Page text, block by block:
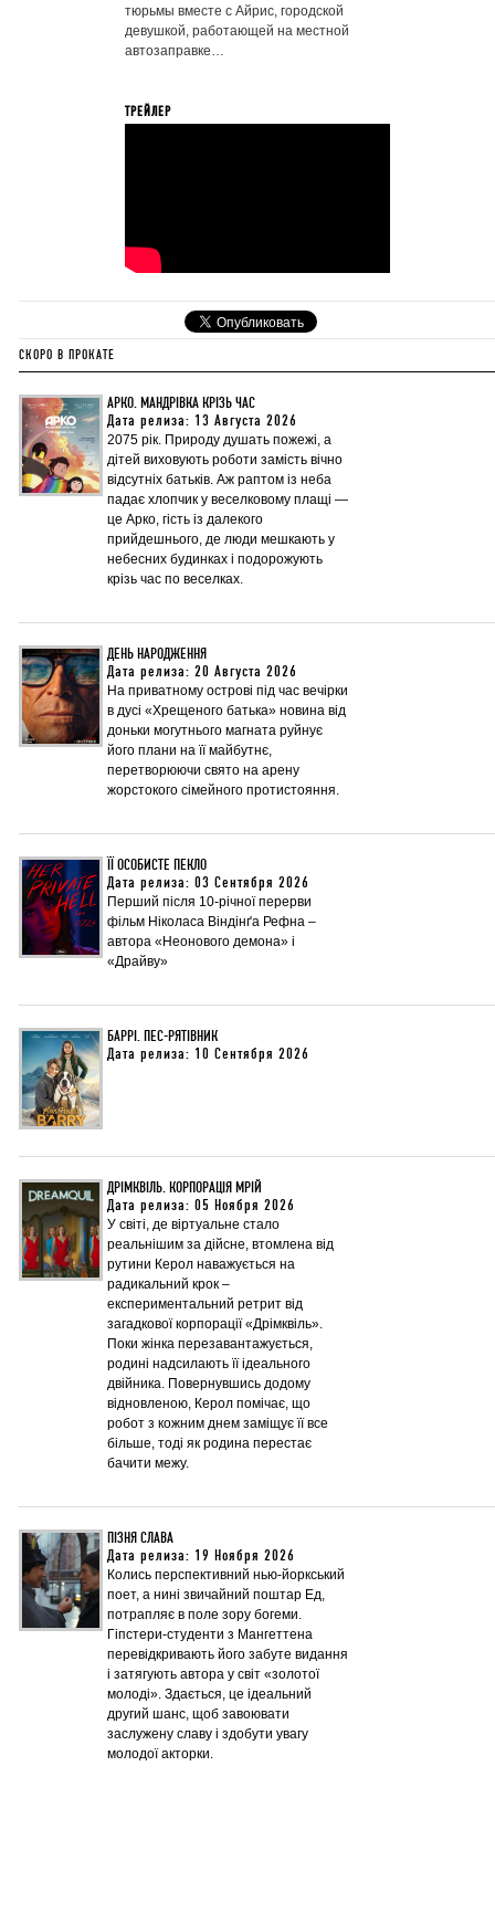
тюрьмы вместе с Айрис, городской
девушкой, работающей на местной
автозаправке…
ТРЕЙЛЕР
СКОРО В ПРОКАТЕ
АРКО. МАНДРІВКА КРІЗЬ ЧАС
Дата релиза: 13 Августа 2026
2075 рік. Природу душать пожежі, а
дітей виховують роботи замість вічно
відсутніх батьків. Аж раптом із неба
падає хлопчик у веселковому плащі —
це Арко, гість із далекого
прийдешнього, де люди мешкають у
небесних будинках і подорожують
крізь час по веселках.
ДЕНЬ НАРОДЖЕННЯ
Дата релиза: 20 Августа 2026
На приватному острові під час вечірки
в дусі «Хрещеного батька» новина від
доньки могутнього магната руйнує
його плани на її майбутнє,
перетворюючи свято на арену
жорстокого сімейного протистояння.
ЇЇ ОСОБИСТЕ ПЕКЛО
Дата релиза: 03 Сентября 2026
Перший після 10-річної перерви
фільм Ніколаса Віндінґа Рефна –
автора «Неонового демона» і
«Драйву»
БАРРІ. ПЕС-РЯТІВНИК
Дата релиза: 10 Сентября 2026
ДРІМКВІЛЬ. КОРПОРАЦІЯ МРІЙ
Дата релиза: 05 Ноября 2026
У світі, де віртуальне стало
реальнішим за дійсне, втомлена від
рутини Керол наважується на
радикальний крок –
експериментальний ретрит від
загадкової корпорації «Дрімквіль».
Поки жінка перезавантажується,
родині надсилають її ідеального
двійника. Повернувшись додому
відновленою, Керол помічає, що
робот з кожним днем заміщує її все
більше, тоді як родина перестає
бачити межу.
ПІЗНЯ СЛАВА
Дата релиза: 19 Ноября 2026
Колись перспективний нью-йоркський
поет, а нині звичайний поштар Ед,
потрапляє в поле зору богеми.
Гіпстери-студенти з Мангеттена
перевідкривають його забуте видання
і затягують автора у світ «золотої
молоді». Здається, це ідеальний
другий шанс, щоб завоювати
заслужену славу і здобути увагу
молодої акторки.